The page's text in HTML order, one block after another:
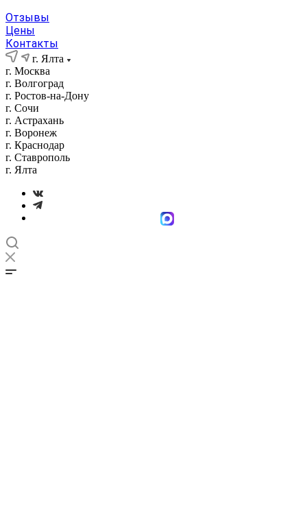
Отзывы
Цены
Контакты
г. Ялта
г. Москва
г. Волгоград
г. Ростов-на-Дону
г. Сочи
г. Астрахань
г. Воронеж
г. Краснодар
г. Ставрополь
г. Ялта